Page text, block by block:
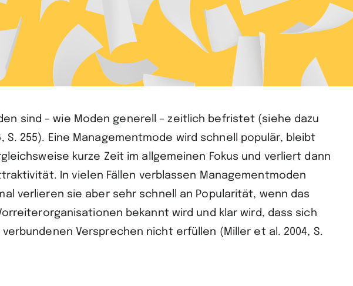
sind – wie Moden generell – zeitlich befristet (siehe dazu
S. 255). Eine Managementmode wird schnell populär, bleibt
kurze Zeit im allgemeinen Fokus und verliert dann
In vielen Fällen verblassen Managementmoden
verlieren sie aber sehr schnell an Popularität, wenn das
bekannt wird und klar wird, dass sich
Versprechen nicht erfüllen (Miller et al. 2004, S.